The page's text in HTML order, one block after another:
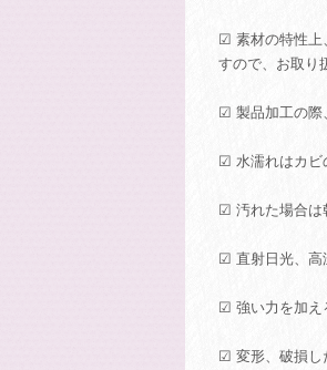
☑ 素材の特性上
すので、お取り
☑ 製品加工の際
☑ 水濡れはカビ
☑ 汚れた場合は
☑ 直射日光、高
☑ 強い力を加え
☑ 変形、破損し